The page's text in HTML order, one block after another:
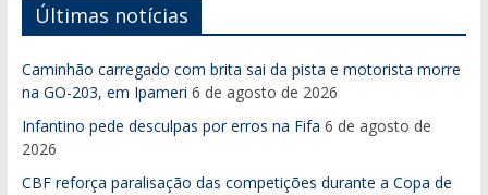
Últimas notícias
Caminhão carregado com brita sai da pista e motorista morre
na GO-203, em Ipameri 6 de agosto de 2026
Infantino pede desculpas por erros na Fifa 6 de agosto de
2026
CBF reforça paralisação das competições durante a Copa de